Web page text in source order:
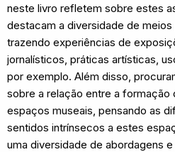
neste livro refletem sobre estes
destacam a diversidade de meios
trazendo experiências de
jornalísticos, práticas artísticas,
por exemplo. Além disso,
sobre a relação entre a
espaços museais, pensando as
sentidos intrínsecos a estes
uma diversidade de abordagens